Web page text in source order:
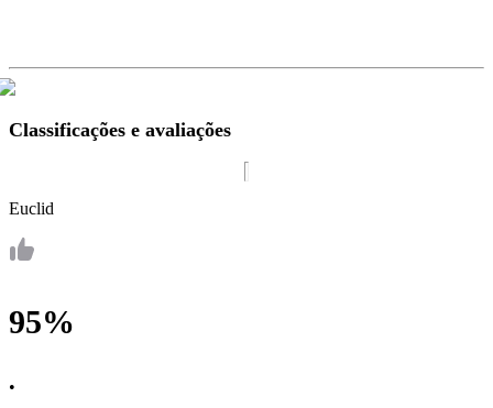
Classificações e avaliações
Euclid
95%
•